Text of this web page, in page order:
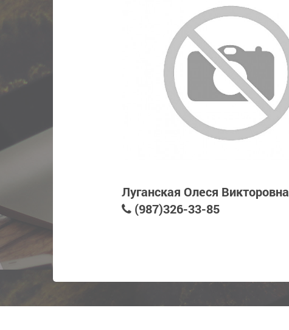
Луганская Олеся Викторовна
(987)326-33-85